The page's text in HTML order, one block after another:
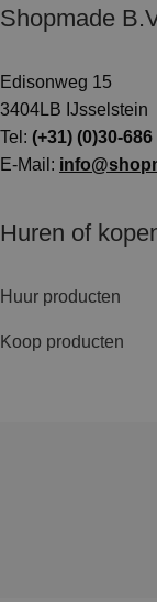
Shopmade
Edisonweg 15
3404LB IJsselstein
Tel: (+31) (0)30-686
E-Mail:
Huren of
Huur producten
Koop producten